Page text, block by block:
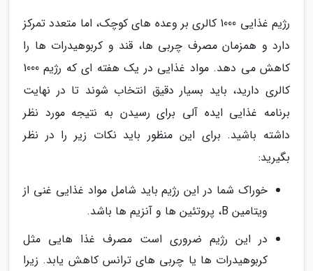
رژیم غذایی 1000 کالری بر وعده های کوچک، اما متعدد تمرکز
دارد و همزمان مصرف چربی ها، قند و کربوهیدرات ها را
کاهش می دهد. مواد غذایی در یک هفته ای که رژیم 1000
کالری دارید، باید بسیار دقیق انتخاب شوند تا در نهایت
برنامه غذایی ایده آلی برای رسیدن به نتیجه مورد نظر
داشته باشید. برای این منظور باید نکات زیر را در نظر
بگیرید:
خوراک شما در این رژیم باید شامل مواد غذایی غنی از
ویتامین B، پروتئین ها و آنزیم ها باشد.
در این رژیم ضروری است مصرف غذا هایی مثل
کربوهیدرات ها یا چربی های ترانس کاهش یابد. زیرا